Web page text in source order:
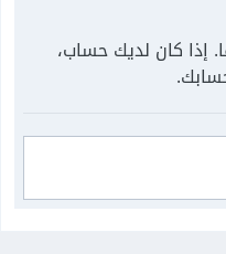
إذا كان لديك حساب،